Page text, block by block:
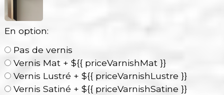
En option:
Pas de vernis
Vernis Mat + ${{ priceVarnishMat }}
Vernis Lustré + ${{ priceVarnishLustre }}
Vernis Satiné + ${{ priceVarnishSatine }}